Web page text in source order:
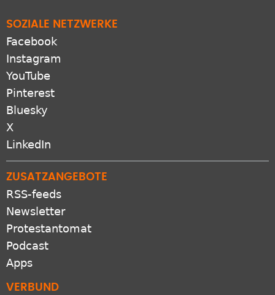
SOZIALE NETZWERKE
Facebook
Instagram
YouTube
Pinterest
Bluesky
X
LinkedIn
ZUSATZANGEBOTE
RSS-feeds
Newsletter
Protestantomat
Podcast
Apps
VERBUND